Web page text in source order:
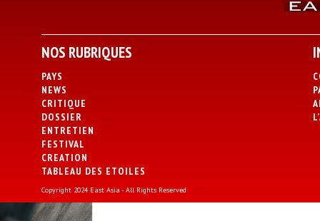
NOS RUBRIQUES
PAYS
NEWS
CRITIQUE
DOSSIER
ENTRETIEN
FESTIVAL
CREATION
TABLEAU DES ETOILES
Copyright 2024 East Asia - All Rights Reserved